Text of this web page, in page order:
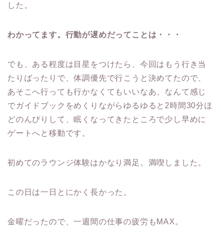
した。
わかってます。行動が遅めだってことは・・・
でも、ある程度は目星をつけたら、今回はもう行き当
たりばったりで、体調優先で行こうと決めてたので、
あそこへ行っても行かなくてもいいなあ、なんて感じ
でガイドブックをめくりながらゆるゆると2時間30分ほ
どのんびりして、眠くなってきたところで少し早めに
ゲートへと移動です。
初めてのラウンジ体験はかなり満足。満喫しました。
この日は一日とにかく長かった。
金曜だったので、一週間の仕事の疲労もMAX。